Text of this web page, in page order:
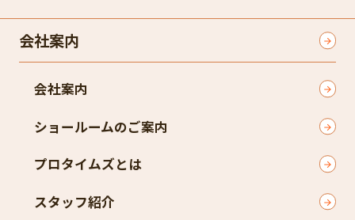
会社案内
会社案内
ショールームのご案内
プロタイムズとは
スタッフ紹介